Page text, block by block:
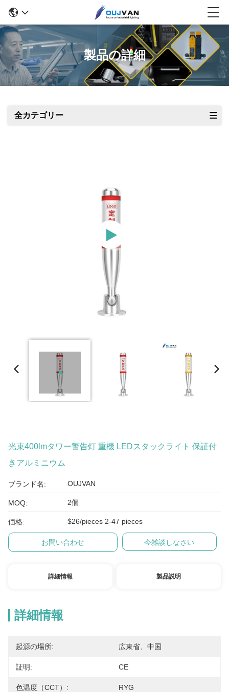
製品の詳細
全カテゴリー
光束400lmタワー警告灯 重機 LEDスタックライト 保証付
きアルミニウム
ブランド名: OUJVAN
MOQ: 2個
価格: $26/pieces 2-47 pieces
お問い合わせ 今雑談しなさい
詳細情報 製品説明
詳細情報
起源の場所: 広東省、中国
証明: CE
色温度（CCT）: RYG